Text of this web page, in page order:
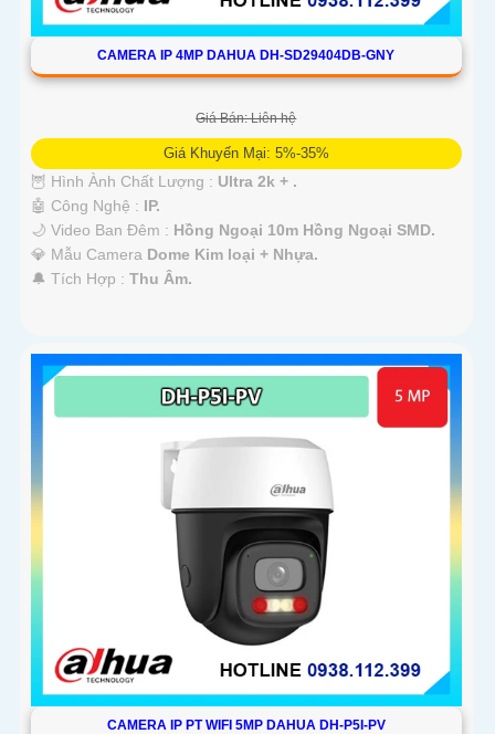
CAMERA IP 4MP DAHUA DH-SD29404DB-GNY
Giá Bán: Liên hệ
Giá Khuyến Mại: 5%-35%
🦉 Hình Ành Chất Lượng : Ultra 2k + .
🤖️ Công Nghệ : IP.
🌙 Video Ban Đêm : Hồng Ngoại 10m Hồng Ngoại SMD.
💎 Mẫu Camera Dome Kim loại + Nhựa.
️🔔 Tích Hợp : Thu Âm.
CAMERA IP PT WIFI 5MP DAHUA DH-P5I-PV